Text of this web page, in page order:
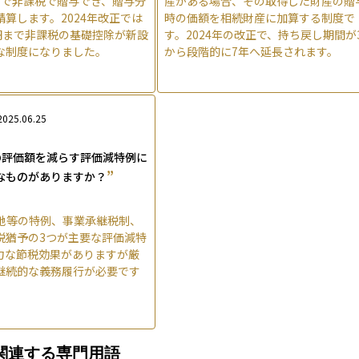
算します。2024年改正では
で非課税の基礎控除が新設
度になりました。
時の価額を相続財産に加算する制度で
す。2024年の改正で、持ち戻し期間
から段階的に7年へ延長されます。
価額を減らす評価減特例に
ものがありますか？ ”
等の特例、事業承継税制、
猶予の3つが主要な評価減特
な節税効果がありますが厳
続的な義務履行が必要です
連する専門用語